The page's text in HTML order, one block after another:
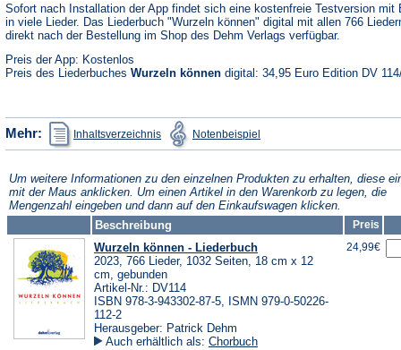
neuen
Tab)
Sofort nach Installation der App findet sich eine kostenfreie Testversion mit
in viele Lieder. Das Liederbuch "Wurzeln können" digital mit allen 766
direkt nach der Bestellung im Shop des Dehm Verlags verfügbar.
Preis der App: Kostenlos
Preis des Liederbuches Wurzeln können digital: 34,95 Euro Edition DV
Mehr: Inhaltsverzeichnis
(Öffnet
in
einem
Tab)
Notenbeispiel in
einem
Tab)
Um weitere Informationen zu den einzelnen Produkten zu erhalten, diese
mit der Maus anklicken. Um einen Artikel in den Warenkorb zu legen, die
Mengenzahl eingeben und dann auf den Einkaufswagen klicken.
Beschreibung
Preis
Wurzeln können - Liederbuch
2023, 766 Lieder, 1032 Seiten, 18 cm x 12
cm, gebunden
Artikel-Nr.: DV114
ISBN 978-3-943302-87-5, ISMN 979-0-50226-
112-2
Herausgeber: Patrick Dehm
Auch erhältlich als: Chorbuch
24,99€